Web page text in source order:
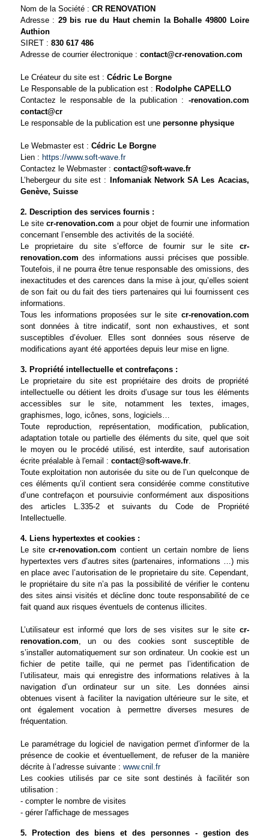
Nom de la Société : CR RENOVATION
Adresse : 29 bis rue du Haut chemin la Bohalle 49800 Loire
Authion
SIRET : 830 617 486
Adresse de courrier électronique :
Le Créateur du site est : Cédric Le Borgne
Le Responsable de la publication est : Rodolphe CAPELLO
Contactez le responsable de la publication :
Le responsable de la publication est une personne physique
Le Webmaster est : Cédric Le Borgne
Lien : https://www.soft-wave.fr
Contactez le Webmaster :
L’hebergeur du site est :
Infomaniak Network SA Les Acacias,
Genève, Suisse
2. Description des services fournis :
Le site cr-renovation.com a pour objet de fournir une information
concernant l’ensemble des activités de la société.
Le proprietaire du site s’efforce de fournir sur le site cr-
renovation.com des informations aussi précises que possible.
Toutefois, il ne pourra être tenue responsable des omissions, des
inexactitudes et des carences dans la mise à jour, qu’elles soient
de son fait ou du fait des tiers partenaires qui lui fournissent ces
informations.
Tous les informations proposées sur le site cr-renovation.com
sont données à titre indicatif, sont non exhaustives, et sont
susceptibles d’évoluer. Elles sont données sous réserve de
modifications ayant été apportées depuis leur mise en ligne.
3. Propriété intellectuelle et contrefaçons :
Le proprietaire du site est propriétaire des droits de propriété
intellectuelle ou détient les droits d’usage sur tous les éléments
accessibles sur le site, notamment les textes, images,
graphismes, logo, icônes, sons, logiciels…
Toute reproduction, représentation, modification, publication,
adaptation totale ou partielle des éléments du site, quel que soit
le moyen ou le procédé utilisé, est interdite, sauf autorisation
écrite préalable à l'email :
.
Toute exploitation non autorisée du site ou de l’un quelconque de
ces éléments qu’il contient sera considérée comme constitutive
d’une contrefaçon et poursuivie conformément aux dispositions
des articles L.335-2 et suivants du Code de Propriété
Intellectuelle.
4. Liens hypertextes et cookies :
Le site cr-renovation.com contient un certain nombre de liens
hypertextes vers d’autres sites (partenaires, informations …) mis
en place avec l’autorisation de le proprietaire du site. Cependant,
le propriétaire du site n’a pas la possibilité de vérifier le contenu
des sites ainsi visités et décline donc toute responsabilité de ce
fait quand aux risques éventuels de contenus illicites.
L’utilisateur est informé que lors de ses visites sur le site cr-
renovation.com, un ou des cookies sont susceptible de
s’installer automatiquement sur son ordinateur. Un cookie est un
fichier de petite taille, qui ne permet pas l’identification de
l’utilisateur, mais qui enregistre des informations relatives à la
navigation d’un ordinateur sur un site. Les données ainsi
obtenues visent à faciliter la navigation ultérieure sur le site, et
ont également vocation à permettre diverses mesures de
fréquentation.
Le paramétrage du logiciel de navigation permet d’informer de la
présence de cookie et éventuellement, de refuser de la manière
décrite à l’adresse suivante : www.cnil.fr
Les cookies utilisés par ce site sont destinés à facilitér son
utilisation :
- compter le nombre de visites
- gérer l'affichage de messages
5. Protection des biens et des personnes - gestion des